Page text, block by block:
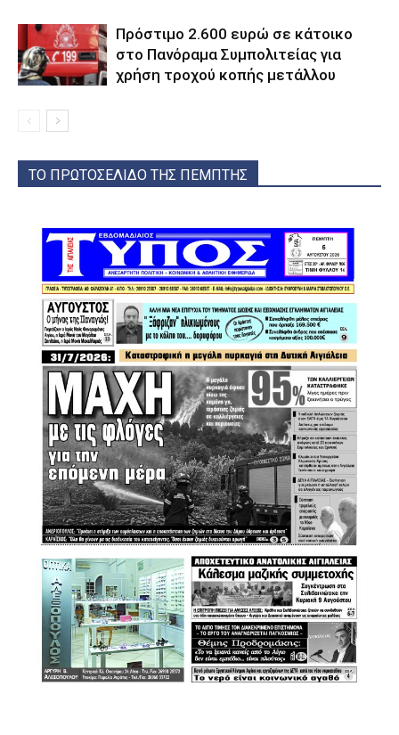
Πρόστιμο 2.600 ευρώ σε κάτοικο
στο Πανόραμα Συμπολιτείας για
χρήση τροχού κοπής μετάλλου
ΤΟ ΠΡΩΤΟΣΕΛΙΔΟ ΤΗΣ ΠΕΜΠΤΗΣ